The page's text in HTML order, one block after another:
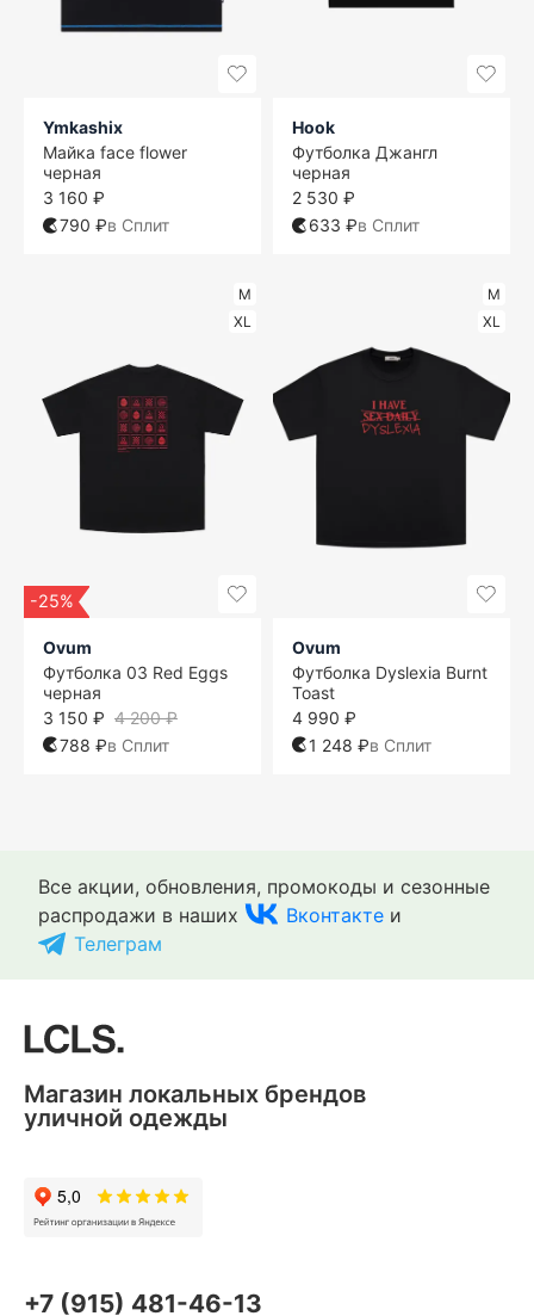
Ymkashix
Майка face flower
черная
3 160 ₽
790 ₽в Сплит
Hook
Футболка Джангл
черная
2 530 ₽
633 ₽в Сплит
M
XL
-25%
Ovum
Футболка 03 Red Eggs
черная
4 200 ₽
3 150 ₽
788 ₽в Сплит
M
XL
Ovum
Футболка Dyslexia Burnt
Toast
4 990 ₽
1 248 ₽в Сплит
Все акции, обновления, промокоды и сезонные
распродажи в наших
Вконтакте и
Телеграм
+7 (915) 481-46-13
Магазин локальных брендов
уличной одежды